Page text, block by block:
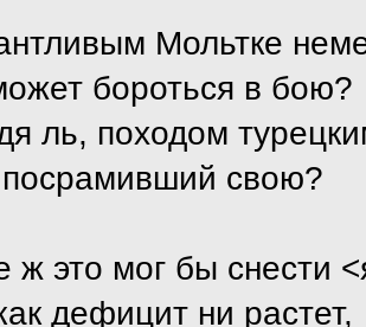
Мольтке
бороться в бою?
ль, походом
посрамивший свою?
ж это мог бы снести
дефицит ни растет,